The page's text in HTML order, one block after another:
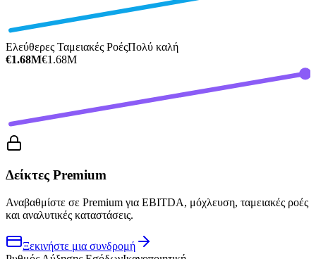
Ελεύθερες Ταμειακές ΡοέςΠολύ καλή
€1.68M€1.68M
Δείκτες Premium
Αναβαθμίστε σε Premium για EBITDA, μόχλευση, ταμειακές ροές
και αναλυτικές καταστάσεις.
Ξεκινήστε μια συνδρομή